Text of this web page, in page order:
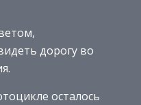
дорогу во
осталось